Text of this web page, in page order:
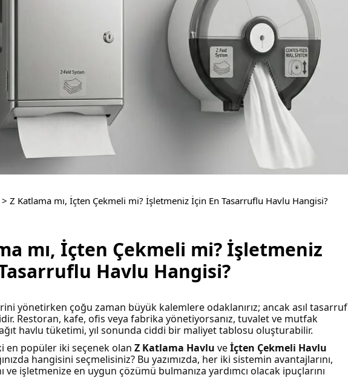
> Z Katlama mı, İçten Çekmeli mi? İşletmeniz İçin En Tasarruflu Havlu Hangisi?
mı, İçten Çekmeli mi? İşletmeniz
Havlu Hangisi?
yönetirken çoğu zaman büyük kalemlere odaklanırız; ancak asıl tasarruf
Restoran, kafe, ofis veya fabrika yönetiyorsanız, tuvalet ve mutfak
havlu tüketimi, yıl sonunda ciddi bir maliyet tablosu oluşturabilir.
en popüler iki seçenek olan Z Katlama Havlu veİçten Çekmeli Havlu
hangisini seçmelisiniz? Bu yazımızda, her iki sistemin avantajlarını,
ve işletmenize en uygun çözümü bulmanıza yardımcı olacak ipuçlarını